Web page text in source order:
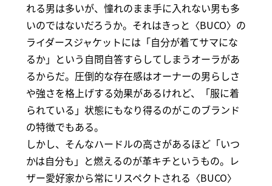
れる男は多いが、憧れのまま手に入れない男も多
いのではないだろうか。それはきっと〈BUCO〉の
ライダースジャケットには「自分が着てサマにな
るか」という自問自答すらしてしまうオーラがあ
るからだ。圧倒的な存在感はオーナーの男らしさ
や強さを格上げする効果があるけれど、「服に着
られている」状態にもなり得るのがこのブランド
の特徴でもある。
しかし、そんなハードルの高さがあるほど「いつ
かは自分も」と燃えるのが革キチというもの。レ
ザー愛好家から常にリスペクトされる〈BUCO〉